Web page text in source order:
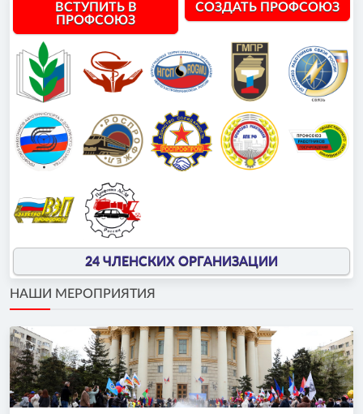
ВСТУПИТЬ В
ПРОФСОЮЗ
СОЗДАТЬ ПРОФСОЮЗ
24 ЧЛЕНСКИХ ОРГАНИЗАЦИИ
НАШИ МЕРОПРИЯТИЯ